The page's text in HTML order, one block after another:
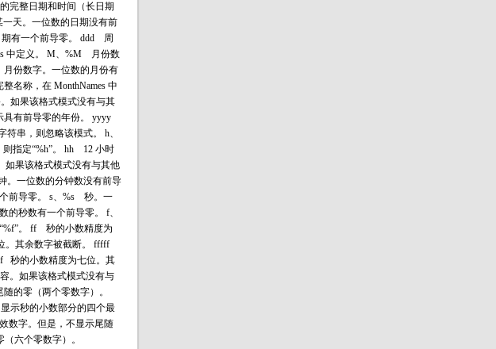
完整日期和时间（长日期
天。一位数的日期没有前
有一个前导零。 ddd 周
中定义。 M、%M 月份数
份数字。一位数的月份有
名称，在 MonthNames 中
如果该格式模式没有与其
有前导零的年份。 yyyy
串，则忽略该模式。 h、
指定“%h”。 hh 12 小时
如果该格式模式没有与其他
。一位数的分钟数没有前导
前导零。 s、%s 秒。一
的秒数有一个前导零。 f、
。 ff 秒的小数精度为
其余数字被截断。 fffff
秒的小数精度为七位。其
。如果该格式模式没有与
的零（两个零数字）。
示秒的小数部分的四个最
数字。但是，不显示尾随
六个零数字）。